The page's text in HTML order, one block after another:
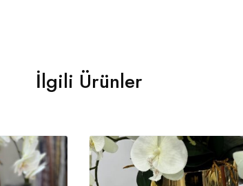
İlgili Ürünler